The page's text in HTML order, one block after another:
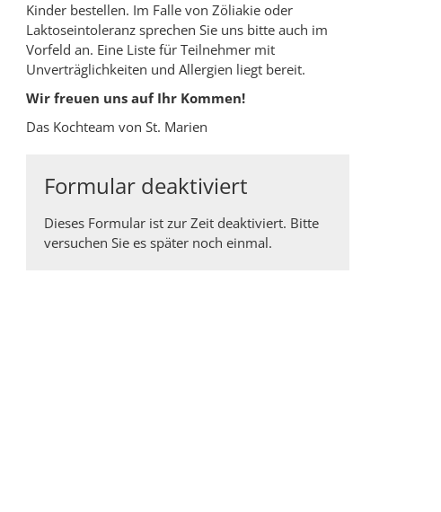
Kinder bestellen. Im Falle von Zöliakie oder
Laktoseintoleranz sprechen Sie uns bitte auch im
Vorfeld an. Eine Liste für Teilnehmer mit
Unverträglichkeiten und Allergien liegt bereit.
Wir freuen uns auf Ihr Kommen!
Das Kochteam von St. Marien
Formular deaktiviert
Dieses Formular ist zur Zeit deaktiviert. Bitte
versuchen Sie es später noch einmal.